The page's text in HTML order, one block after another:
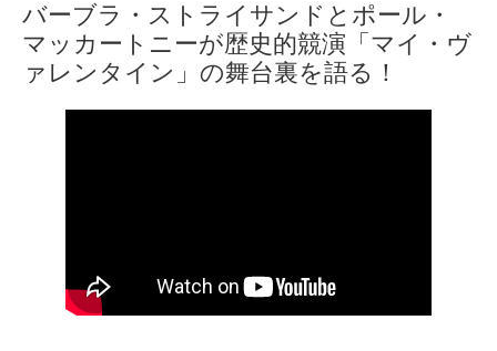
バーブラ・ストライサンドとポール・
マッカートニーが歴史的競演「マイ・ヴ
ァレンタイン」の舞台裏を語る！